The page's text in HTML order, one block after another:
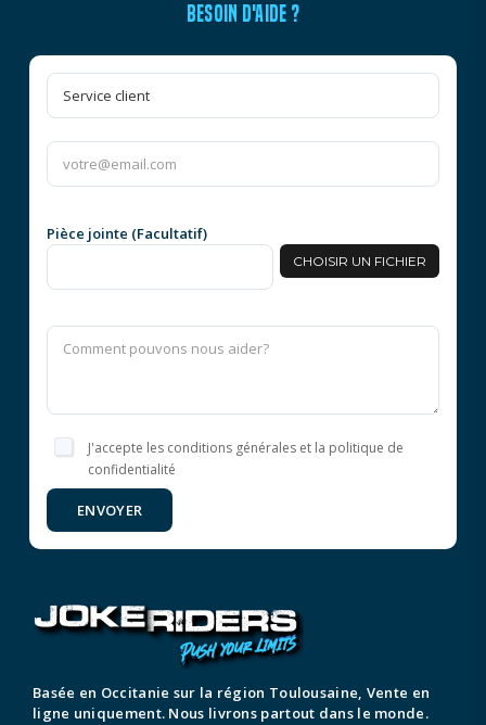
BESOIN D'AIDE ?
Pièce jointe (Facultatif)
CHOISIR UN FICHIER
J'accepte les conditions générales et la politique de
confidentialité
ENVOYER
Basée en Occitanie sur la région Toulousaine, Vente en
ligne uniquement. Nous livrons partout dans le monde.